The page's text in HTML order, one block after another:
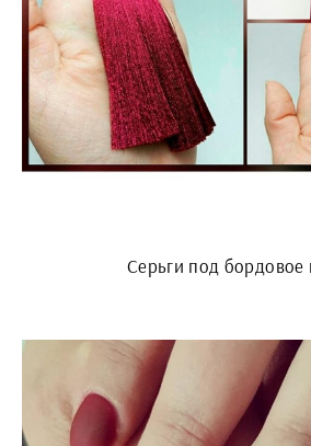
Серьги под бордовое